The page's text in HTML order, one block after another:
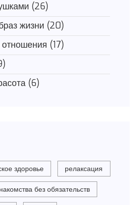
(26)
жизни (20)
(17)
(6)
здоровье релаксация
без обязательств